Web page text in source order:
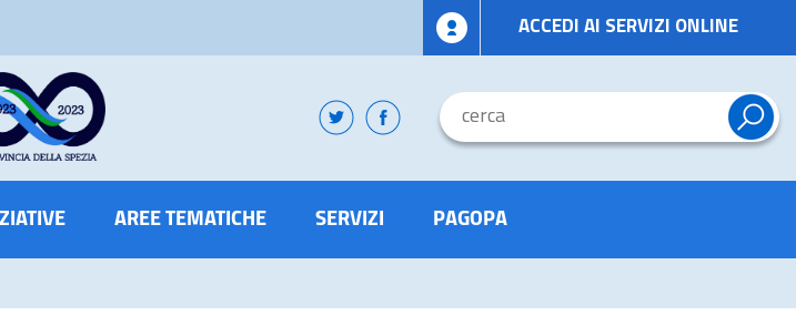
ACCEDI AI SERVIZI ONLINE
AREE TEMATICHE SERVIZI PAGOPA